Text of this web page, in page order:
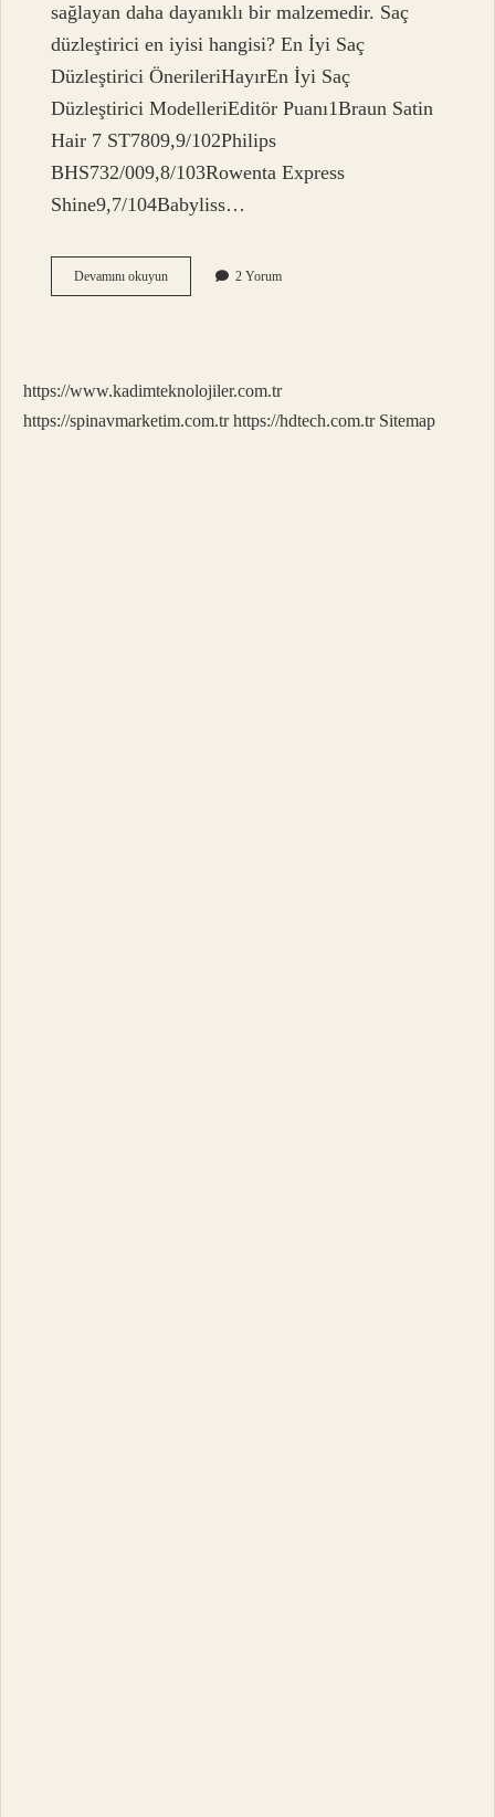
sağlayan daha dayanıklı bir malzemedir. Saç
düzleştirici en iyisi hangisi? En İyi Saç
Düzleştirici ÖnerileriHayırEn İyi Saç
Düzleştirici ModelleriEditör Puanı1Braun Satin
Hair 7 ST7809,9/102Philips
BHS732/009,8/103Rowenta Express
Shine9,7/104Babyliss…
Devamını okuyunDüzleştiricide
Hangi
2 Yorum
https://www.kadimteknolojiler.com.tr
https://spinavmarketim.com.tr https://hdtech.com.tr Sitemap